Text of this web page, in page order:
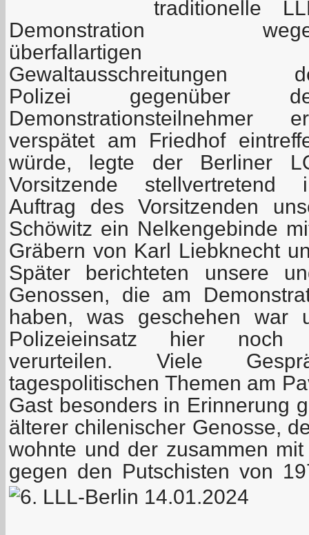
traditionelle
Demonstration
überfallartigen
Gewaltausschreitungen
Polizei gegenüber
Demonstrationsteilnehmer
verspätet am Friedhof
würde, legte der Berliner
Vorsitzende stellvertretend
Auftrag des Vorsitzenden
Schöwitz ein Nelkengebinde
Gräbern von Karl Liebknecht
Später berichteten unsere
Genossen, die am
haben, was geschehen war
Polizeieinsatz hier noch
verurteilen. Viele
tagespolitischen Themen am
Gast besonders in Erinnerung
älterer chilenischer Genosse,
wohnte und der zusammen
gegen den Putschisten von